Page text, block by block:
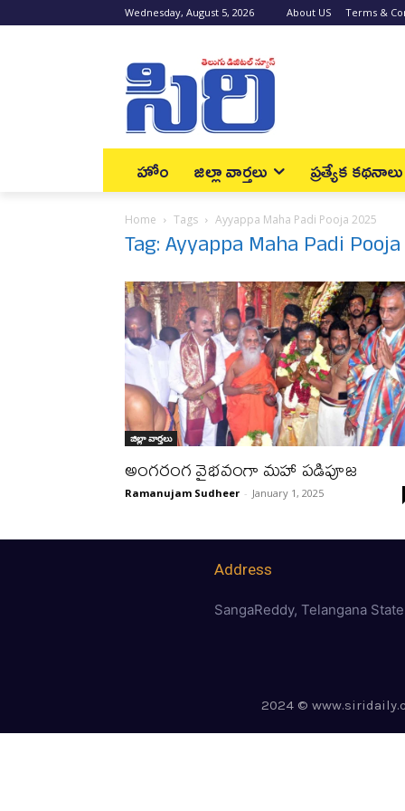
Wednesday, August 5, 2026 About US Terms &
హోం జిల్లా వార్త‌లు ప్రత్యేక కథనాలు
Home Tags Ayyappa Maha Padi Pooja 2025
Tag: Ayyappa Maha Padi
జిల్లా వార్త‌లు
అంగరంగ వైభవంగా మ‌హా ప‌డిపూజ
Ramanujam Sudheer - January 1, 2025
Address
SangaReddy, Telangana State
2024 ©